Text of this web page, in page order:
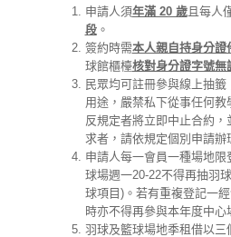
申請人須年滿 20 歲且每人
段。
簽約時需本人親自持身分證
球館櫃檯核對身分證字號無
民眾均可註冊參與線上抽
用途，嚴禁私下從事任何
反規定者將立即中止合約
求者，請依規定個別申請辦
申請人每一會員一種場地
球場週一20-22不得再抽羽
球項目)。若有重複登記一
時亦不得再參與本年度中心
羽球及籃球場地季租借以